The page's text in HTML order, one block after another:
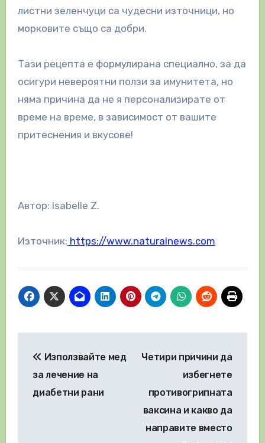
листни зеленчуци са чудесни източници, но
морковите също са добри.
Тази рецепта е формулирана специално, за да
осигури невероятни ползи за имунитета, но
няма причина да не я персонализирате от
време на време, в зависимост от вашите
притеснения и вкусове!
Автор: Isabelle Z.
Източник: https://www.naturalnews.com
Използвайте мед
за лечение на
диабетни рани
Четири причини да
избегнете
противогрипната
ваксина и какво да
направите вместо